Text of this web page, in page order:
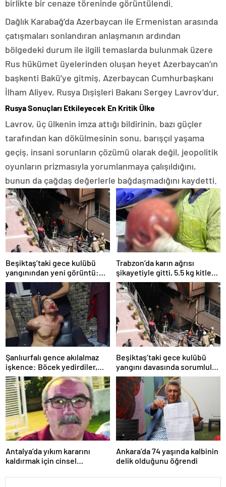
birlikte bir cenaze töreninde görüntülendi.
Dağlık Karabağ’da Azerbaycan ile Ermenistan arasında
çatışmaları sonlandıran anlaşmanın ardından
bölgedeki durum ile ilgili temaslarda bulunmak üzere
Rus hükümet üyelerinden oluşan heyet Azerbaycan’ın
başkenti Bakü’ye gitmiş, Azerbaycan Cumhurbaşkanı
İlham Aliyev, Rusya Dışişleri Bakanı Sergey Lavrov’dur.
Rusya Sonuçları Etkileyecek En Kritik Ülke
Lavrov, üç ülkenin imza attığı bildirinin, bazı güçler
tarafından kan dökülmesinin sonu, barışçıl yaşama
geçiş, insani sorunların çözümü olarak değil, jeopolitik
oyunların prizmasıyla yorumlanmaya çalışıldığını,
bunun da çağdaş değerlerle bağdaşmadığını kaydetti.
Beşiktaş’taki gece kulübü
yangınından yeni görüntü:
İşçiler çalışırken duman sardı
Trabzon’da karın ağrısı
şikayetiyle gitti, 5.5 kg kitle
çıktı
Şanlıurfalı gence akılalmaz
işkence: Böcek yedirdiler,
kerpetenle dişlerini söktüler
Beşiktaş’taki gece kulübü
yangını davasında sorumlular
için hesap vakti
Antalya’da yıkım kararını
kaldırmak için cinsel
Savunma yaptı
Ankara’da 74 yaşında kalbinin
delik olduğunu öğrendi